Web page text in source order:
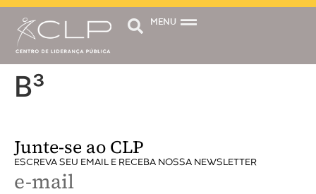
MENU
B³
Junte-se ao CLP
ESCREVA SEU EMAIL E RECEBA NOSSA NEWSLETTER
e-mail